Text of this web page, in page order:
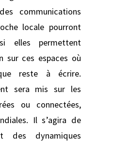
communications
locale pourront
elles permettent
sur ces espaces où
reste à écrire.
sera mis sur les
ou connectées,
Il s’agira de
des dynamiques